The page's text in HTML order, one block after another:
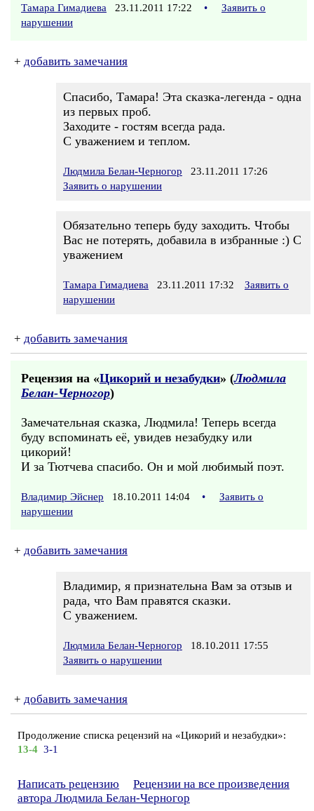
Тамара Гимадиева 23.11.2011 17:22 •
Заявить о
нарушении
+ добавить замечания
Спасибо, Тамара! Эта сказка-легенда - одна
из первых проб.
Заходите - гостям всегда рада.
С уважением и теплом.
Людмила Белан-Черногор 23.11.2011 17:26
Заявить о нарушении
Обязательно теперь буду заходить. Чтобы
Вас не потерять, добавила в избранные :) С
уважением
Тамара Гимадиева 23.11.2011 17:32
Заявить о
нарушении
+ добавить замечания
Рецензия на «Цикорий и незабудки» (Людмила
Белан-Черногор)
Замечательная сказка, Людмила! Теперь всегда
буду вспоминать её, увидев незабудку или
цикорий!
И за Тютчева спасибо. Он и мой любимый поэт.
Владимир Эйснер 18.10.2011 14:04 •
Заявить о
нарушении
+ добавить замечания
Владимир, я признательна Вам за отзыв и
рада, что Вам правятся сказки.
С уважением.
Людмила Белан-Черногор 18.10.2011 17:55
Заявить о нарушении
+ добавить замечания
Продолжение списка рецензий на «Цикорий и незабудки»:
13-4 3-1
Написать рецензию
Рецензии на все произведения
автора Людмила Белан-Черногор